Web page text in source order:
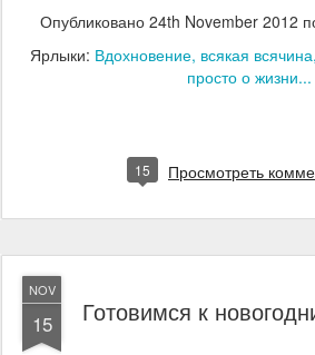
Опубликовано 24th November 2012
Ярлыки: Вдохновение всякая всячина
просто о жизни...
15 Просмотреть
NOV
15 Готовимся к